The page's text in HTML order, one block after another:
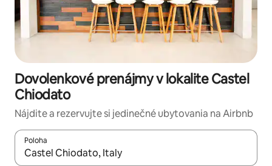
Dovolenkové prenájmy v lokalite Castel
Chiodato
Nájdite a rezervujte si jedinečné ubytovania na Airbnb
Poloha
Keď budú výsledky k dispozícii, môžete si ich prechádzať